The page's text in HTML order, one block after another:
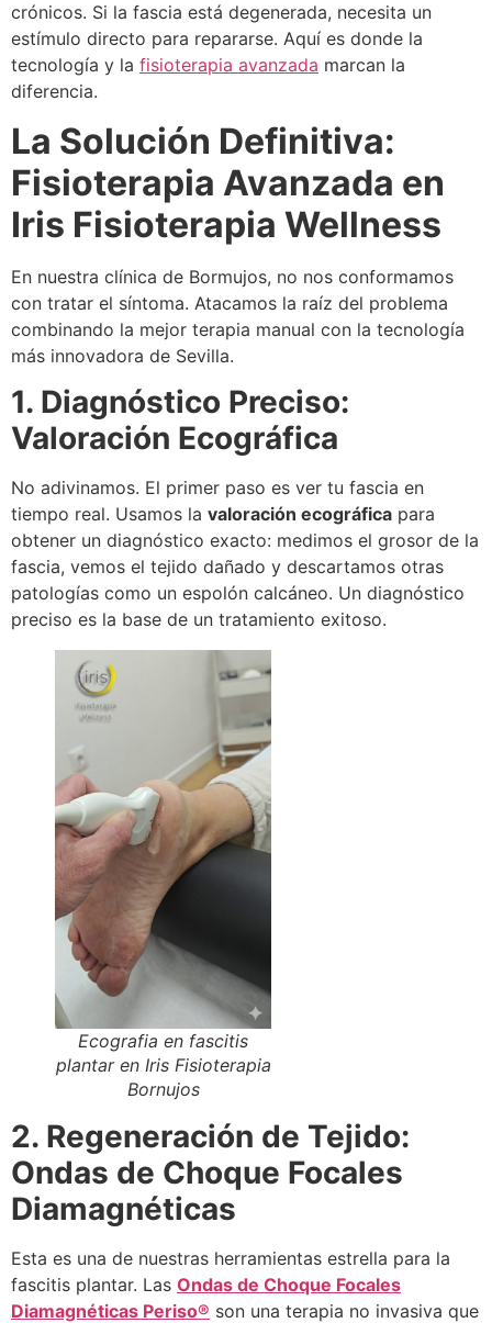
crónicos. Si la fascia está degenerada, necesita un
estímulo directo para repararse. Aquí es donde la
tecnología y la fisioterapia avanzada marcan la
diferencia.
La Solución Definitiva:
Fisioterapia Avanzada en
Iris Fisioterapia Wellness
En nuestra clínica de Bormujos, no nos conformamos
con tratar el síntoma. Atacamos la raíz del problema
combinando la mejor terapia manual con la tecnología
más innovadora de Sevilla.
1. Diagnóstico Preciso:
Valoración Ecográfica
No adivinamos. El primer paso es ver tu fascia en
tiempo real. Usamos la valoración ecográfica para
obtener un diagnóstico exacto: medimos el grosor de la
fascia, vemos el tejido dañado y descartamos otras
patologías como un espolón calcáneo. Un diagnóstico
preciso es la base de un tratamiento exitoso.
Ecografia en fascitis
plantar en Iris Fisioterapia
Bornujos
2. Regeneración de Tejido:
Ondas de Choque Focales
Diamagnéticas
Esta es una de nuestras herramientas estrella para la
fascitis plantar. Las Ondas de Choque Focales
Diamagnéticas Periso® son una terapia no invasiva que